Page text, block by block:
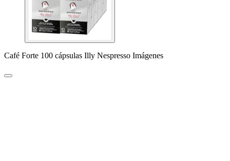
Café Forte 100 cápsulas Illy Nespresso Imágenes